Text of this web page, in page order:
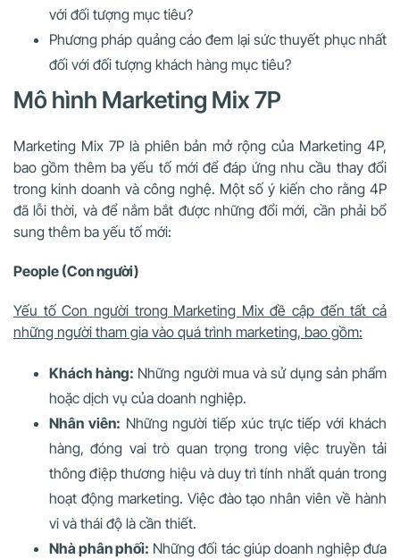
với đối tượng mục tiêu?
Phương pháp quảng cáo đem lại sức thuyết phục nhất
đối với đối tượng khách hàng mục tiêu?
Mô hình Marketing Mix 7P
Marketing Mix 7P là phiên bản mở rộng của Marketing 4P,
bao gồm thêm ba yếu tố mới để đáp ứng nhu cầu thay đổi
trong kinh doanh và công nghệ. Một số ý kiến cho rằng 4P
đã lỗi thời, và để nắm bắt được những đổi mới, cần phải bổ
sung thêm ba yếu tố mới:
People (Con người)
Yếu tố Con người trong Marketing Mix đề cập đến tất cả
những người tham gia vào quá trình marketing, bao gồm:
Khách hàng: Những người mua và sử dụng sản phẩm
hoặc dịch vụ của doanh nghiệp.
Nhân viên: Những người tiếp xúc trực tiếp với khách
hàng, đóng vai trò quan trọng trong việc truyền tải
thông điệp thương hiệu và duy trì tính nhất quán trong
hoạt động marketing. Việc đào tạo nhân viên về hành
vi và thái độ là cần thiết.
Nhà phân phối: Những đối tác giúp doanh nghiệp đưa